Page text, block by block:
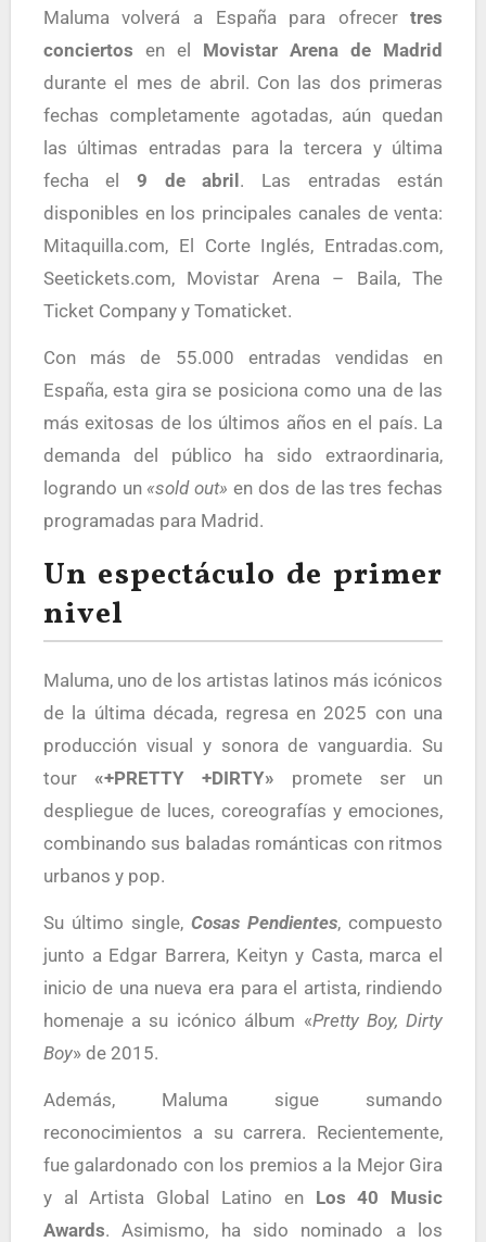
Maluma volverá a España para ofrecertres
conciertos en el Movistar Arena de Madrid
durante el mes de abril. Con las dos primeras
fechas completamente agotadas, aún quedan
las últimas entradas para la tercera y última
fecha el 9 de abril. Las entradas están
disponibles en los principales canales de venta:
Mitaquilla.com, El Corte Inglés, Entradas.com,
Seetickets.com, Movistar Arena – Baila, The
Ticket Company y Tomaticket.
Con más de 55.000 entradas vendidas en
España, esta gira se posiciona como una de las
más exitosas de los últimos años en el país. La
demanda del público ha sido extraordinaria,
logrando un«sold out» en dos de las tres fechas
programadas para Madrid.
Un espectáculo de primer
nivel
Maluma, uno de los artistas latinos más icónicos
de la última década, regresa en 2025 con una
producción visual y sonora de vanguardia. Su
tour «+PRETTY +DIRTY» promete ser un
despliegue de luces, coreografías y emociones,
combinando sus baladas románticas con ritmos
urbanos y pop.
Su último single,Cosas Pendientes, compuesto
junto a Edgar Barrera, Keityn y Casta, marca el
inicio de una nueva era para el artista, rindiendo
homenaje a su icónico álbum «Pretty Boy, Dirty
Boy» de 2015.
Además, Maluma sigue sumando
reconocimientos a su carrera. Recientemente,
fue galardonado con los premios a la Mejor Gira
y al Artista Global Latino en Los 40 Music
Awards. Asimismo, ha sido nominado a los